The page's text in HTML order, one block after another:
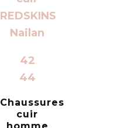
42
44
Chaussures
cuir